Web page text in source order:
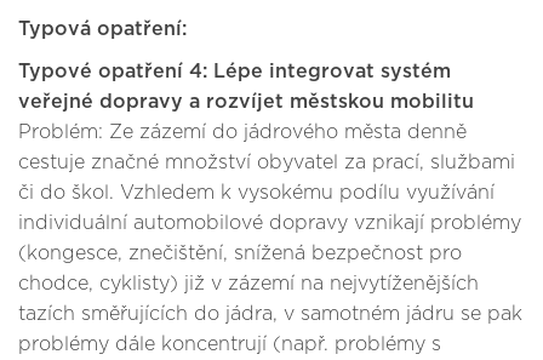
Typová opatření:
Typové opatření 4: Lépe integrovat systém
veřejné dopravy a rozvíjet městskou mobilitu
Problém: Ze zázemí do jádrového města denně
cestuje značné množství obyvatel za prací, službami
či do škol. Vzhledem k vysokému podílu využívání
individuální automobilové dopravy vznikají problémy
(kongesce, znečištění, snížená bezpečnost pro
chodce, cyklisty) již v zázemí na nejvytíženějších
tazích směřujících do jádra, v samotném jádru se pak
problémy dále koncentrují (např. problémy s